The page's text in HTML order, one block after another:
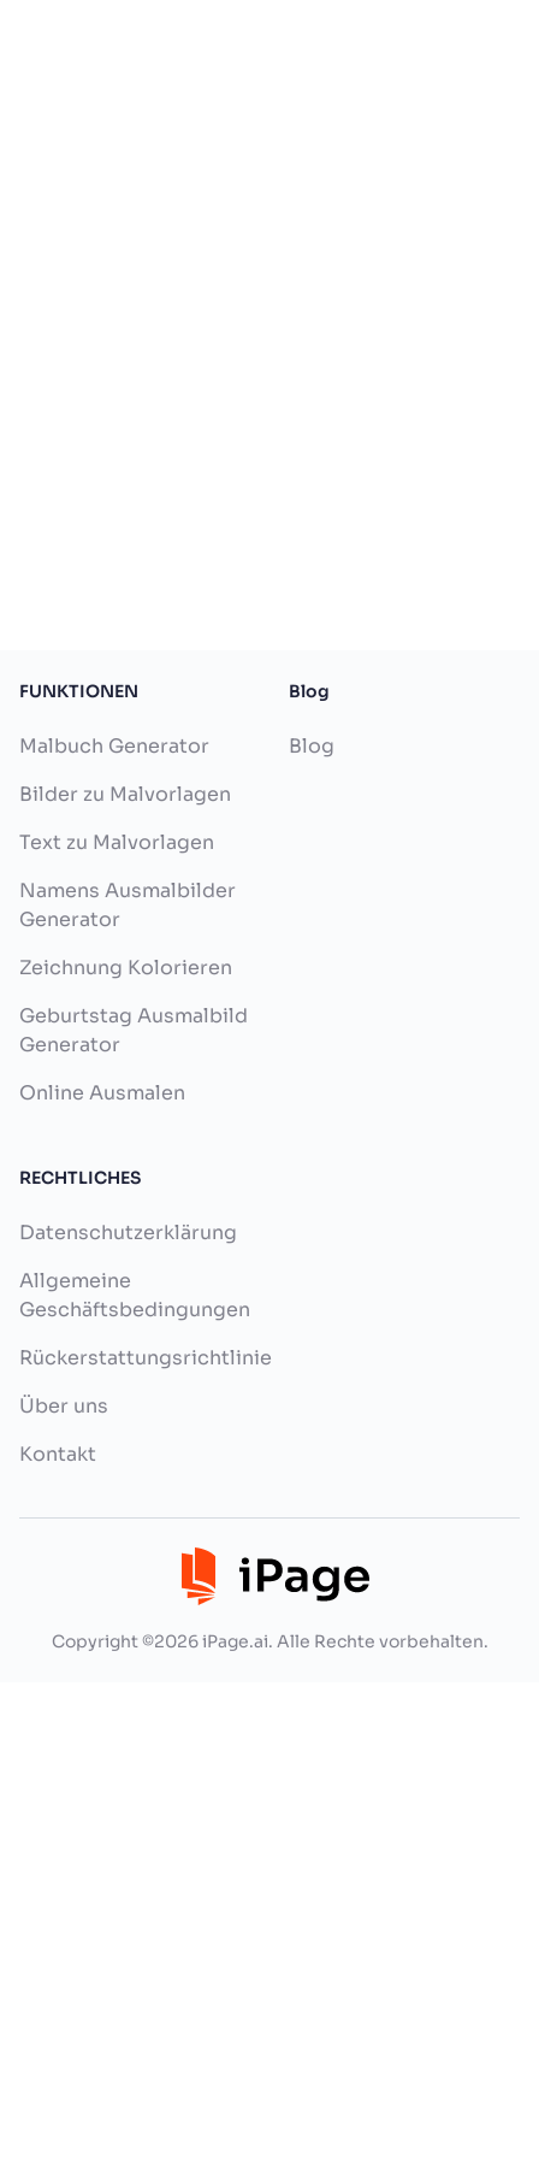
FUNKTIONEN
Malbuch Generator
Bilder zu Malvorlagen
Text zu Malvorlagen
Namens Ausmalbilder
Generator
Zeichnung Kolorieren
Geburtstag Ausmalbild
Generator
Online Ausmalen
Blog
Blog
RECHTLICHES
Datenschutzerklärung
Allgemeine
Geschäftsbedingungen
Rückerstattungsrichtlinie
Über uns
Kontakt
Copyright ©2026 iPage.ai. Alle Rechte vorbehalten.